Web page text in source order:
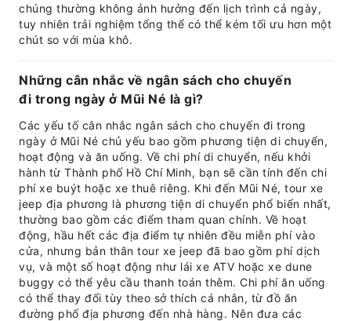
chúng thường không ảnh hưởng đến lịch trình cả ngày,
tuy nhiên trải nghiệm tổng thể có thể kém tối ưu hơn một
chút so với mùa khô.
Những cân nhắc về ngân sách cho chuyến
đi trong ngày ở Mũi Né là gì?
Các yếu tố cân nhắc ngân sách cho chuyến đi trong
ngày ở Mũi Né chủ yếu bao gồm phương tiện di chuyển,
hoạt động và ăn uống. Về chi phí di chuyển, nếu khởi
hành từ Thành phố Hồ Chí Minh, bạn sẽ cần tính đến chi
phí xe buýt hoặc xe thuê riêng. Khi đến Mũi Né, tour xe
jeep địa phương là phương tiện di chuyển phổ biến nhất,
thường bao gồm các điểm tham quan chính. Về hoạt
động, hầu hết các địa điểm tự nhiên đều miễn phí vào
cửa, nhưng bản thân tour xe jeep đã bao gồm phí dịch
vụ, và một số hoạt động như lái xe ATV hoặc xe dune
buggy có thể yêu cầu thanh toán thêm. Chi phí ăn uống
có thể thay đổi tùy theo sở thích cá nhân, từ đồ ăn
đường phố địa phương đến nhà hàng. Nên đưa các